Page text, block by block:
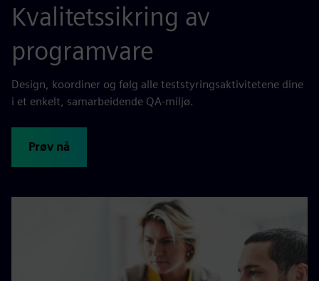
Kvalitetssikring av
programvare
Design, koordiner og følg alle teststyringsaktivitetene dine
i et enkelt, samarbeidende QA-miljø.
Prøv nå